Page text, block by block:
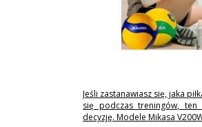
Jeśli zastanawiasz się, jaka
się podczas treningów,
decyzję. Modele Mikasa